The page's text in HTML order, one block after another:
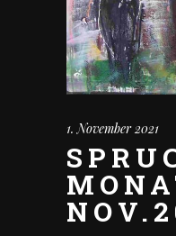
1. November 2021